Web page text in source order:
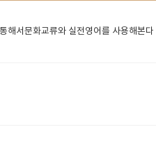
해서문화교류와 실전영어를 사용해본다​